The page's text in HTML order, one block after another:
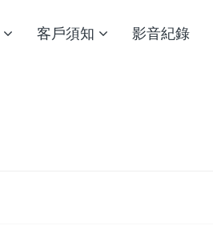
客戶須知 影音紀錄